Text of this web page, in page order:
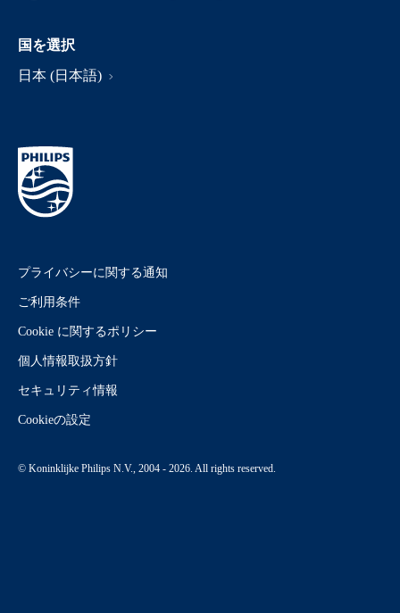
国を選択
日本 (日本語)
プライバシーに関する通知
ご利用条件
Cookie に関するポリシー
個人情報取扱方針
セキュリティ情報
Cookieの設定
© Koninklijke Philips N.V., 2004 - 2026. All rights reserved.